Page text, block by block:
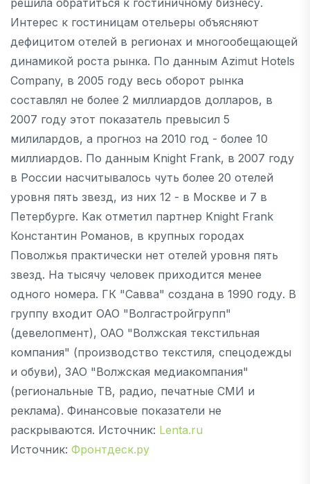
Интерес к гостиницам отельеры объясняют
дефицитом отелей в регионах и многообещающей
динамикой роста рынка. По данным Azimut Hotels
Company, в 2005 году весь оборот рынка
составлял не более 2 миллиардов долларов, в
2007 году этот показатель превысил 5
милилардов, а прогноз на 2010 год - более 10
миллиардов. По данным Knight Frank, в 2007 году
в России насчитывалось чуть более 20 отелей
уровня пять звезд, из них 12 - в Москве и 7 в
Петербурге. Как отметил партнер Knight Frank
Константин Романов, в крупных городах
Поволжья практически нет отелей уровня пять
звезд. На тысячу человек приходится менее
одного номера. ГК "Савва" создана в 1990 году. В
группу входит ОАО "Волгастройгрупп"
(девелопмент), ОАО "Волжская текстильная
компания" (производство текстиля, спецодежды
и обуви), ЗАО "Волжская медиакомпания"
(региональные ТВ, радио, печатные СМИ и
реклама). Финансовые показатели не
раскрываются. Источник: Lenta.ru
Источник: Фронтдеск.ру